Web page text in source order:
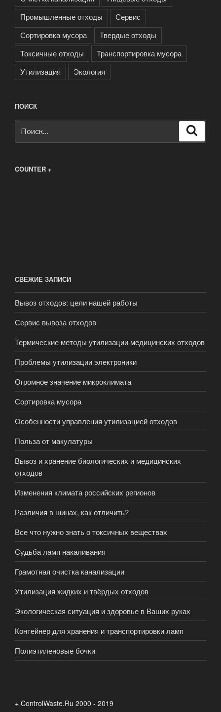
Промышленные отходы
Сервис
Сортировка мусора
Твердые отходы
Токсичные отходы
Транспортировка мусора
Утилизация
Экология
ПОИСК
COUNTER +
СВЕЖИЕ ЗАПИСИ
Вывоз отходов: цели нашей работы
Сервис вывоза отходов
Термические методы утилизации медицинских отходов
Проблемы утилизации электроники
Огромное значение микроклимата
Сортировка мусора
Особенности управления утилизацией отходов
Польза от макулатуры
Вывоз и хранение биологических и медицинских
отходов
Изменения климата российских регионов
Различия в шинах, как отличить?
Все что нужно знать о токсичных веществах
Судьба ламп накаливания
Грамотная очистка канализации
Утилизация жидких и твёрдых отходов
Экологическая ситуация и здоровье в Ваших руках
Контейнер для хранения и транспортировки ламп
Полиэтиленовые бочки
+ ControlWaste.Ru 2000 - 2019